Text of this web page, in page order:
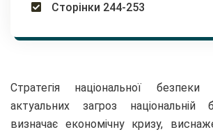
Сторінки 244-253
Стратегія національної
актуальних загроз національній
визначає економічну кризу,